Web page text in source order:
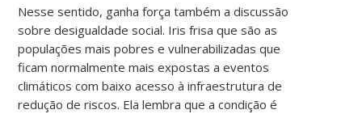
Nesse sentido, ganha força também a discussão
sobre desigualdade social. Iris frisa que são as
populações mais pobres e vulnerabilizadas que
ficam normalmente mais expostas a eventos
climáticos com baixo acesso à infraestrutura de
redução de riscos. Ela lembra que a condição é